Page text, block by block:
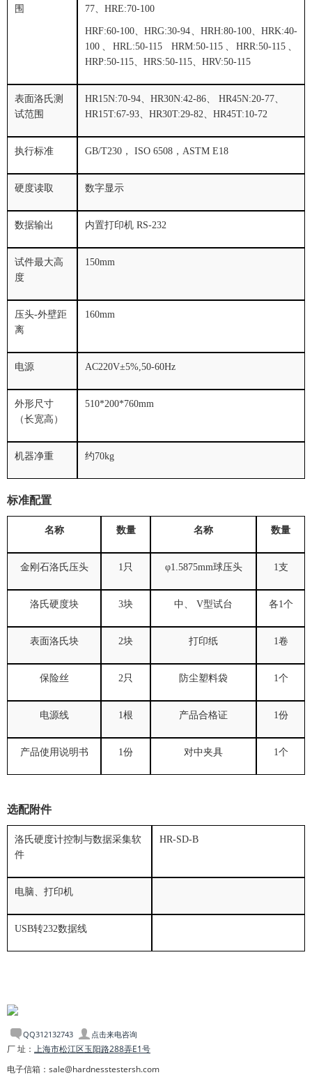
围
77、HRE:70-100
HRF:60-100、HRG:30-94、HRH:80-100、HRK:40-
100、HRL:50-115 HRM:50-115、HRR:50-115、
HRP:50-115、HRS:50-115、HRV:50-115
表面洛氏测
试范围
HR15N:70-94、HR30N:42-86、 HR45N:20-77、
HR15T:67-93、HR30T:29-82、HR45T:10-72
执行标准 GB/T230， ISO 6508，ASTM E18
硬度读取 数字显示
数据输出 内置打印机 RS-232
试件最大高
度
150mm
压头-外壁距
离
160mm
电源 AC220V±5%,50-60Hz
外形尺寸
（长宽高）
510*200*760mm
机器净重 约70kg
标准配置
名称 数量 名称 数量
金刚石洛氏压头 1只 φ1.5875mm球压头 1支
洛氏硬度块 3块 中、 V型试台 各1个
表面洛氏块 2块 打印纸 1卷
保险丝 2只 防尘塑料袋 1个
电源线 1根 产品合格证 1份
产品使用说明书 1份 对中夹具 1个
选配附件
洛氏硬度计控制与数据采集软
件
HR-SD-B
电脑、打印机
USB转232数据线
QQ312132743 点击来电咨询
厂 址： 上海市松江区玉阳路288弄E1号
电子信箱：sale@hardnesstestersh.com